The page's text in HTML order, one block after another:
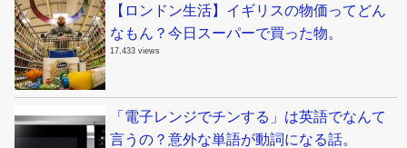
【ロンドン生活】イギリスの物価ってどん
なもん？今日スーパーで買った物。
17,433 views
「電子レンジでチンする」は英語でなんて
言うの？意外な単語が動詞になる話。